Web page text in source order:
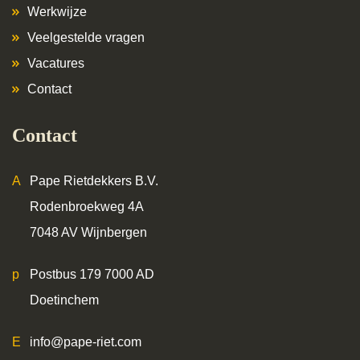
Werkwijze
Veelgestelde vragen
Vacatures
Contact
Contact
Pape Rietdekkers B.V.
Rodenbroekweg 4A
7048 AV Wijnbergen
Postbus 179 7000 AD
Doetinchem
info@pape-riet.com